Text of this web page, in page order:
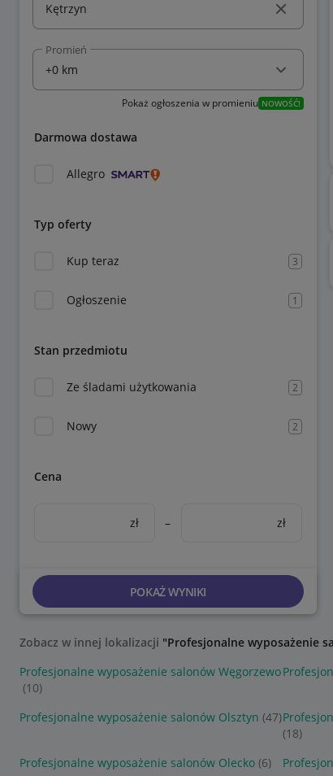
Promień
Pokaż ogłoszenia w promieniu NOWOŚĆ!
Darmowa dostawa
Allegro
Typ oferty
Kup teraz 3
Ogłoszenie 1
Stan przedmiotu
Ze śladami użytkowania 2
Nowy 2
Cena
zł – zł
POKAŻ WYNIKI
Zobacz w innej lokalizacji "Profesjonalne wyposażenie
Profesjonalne wyposażenie salonów Węgorzewo
(10)
Profesjonalne wyposażenie salonów Olsztyn (47)
(18)
Profesjonalne wyposażenie salonów Olecko (6)